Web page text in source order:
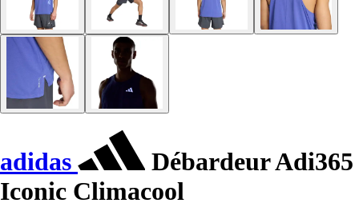
adidas
Débardeur Adi365
Iconic Climacool